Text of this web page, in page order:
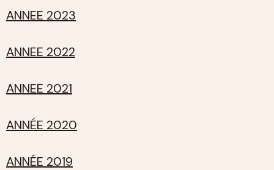
ANNEE 2023
ANNEE 2022
ANNEE 2021
ANNÉE 2020
ANNÉE 2019